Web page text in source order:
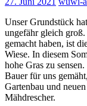
Unser Grundstück
ungefähr gleich
gemacht haben, ist
Wiese. In diesem
hohe Gras zu
Bauer für uns
Gartenbau und
Mähdrescher.